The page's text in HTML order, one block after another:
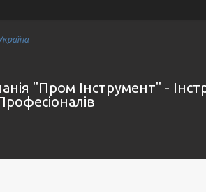
"Пром Інструмент" -